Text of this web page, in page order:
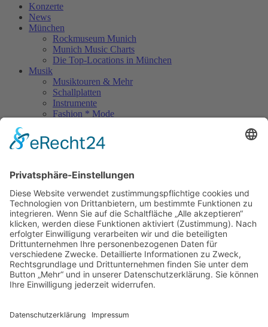
Konzerte
News
München
Rockmuseum Munich
Munich Music Charts
Die Top-Locations in München
Musik
Musiktouren & Mehr
Schallplatten
Instrumente
Fashion * Mode
Rock Memories II
Stones Day München
Unerhört
The Lost 80s Tapes
Über uns
Kontakt
Neueste Beiträge
Bewerbt euch für „Hard Rock Rising“!
Act des Monats: MondWild
Münchner Open Air Sommer: Konzerte in der Residenz
Kulturfestival Gräfelfing – 4 Tage Musik & Gemeinschaft